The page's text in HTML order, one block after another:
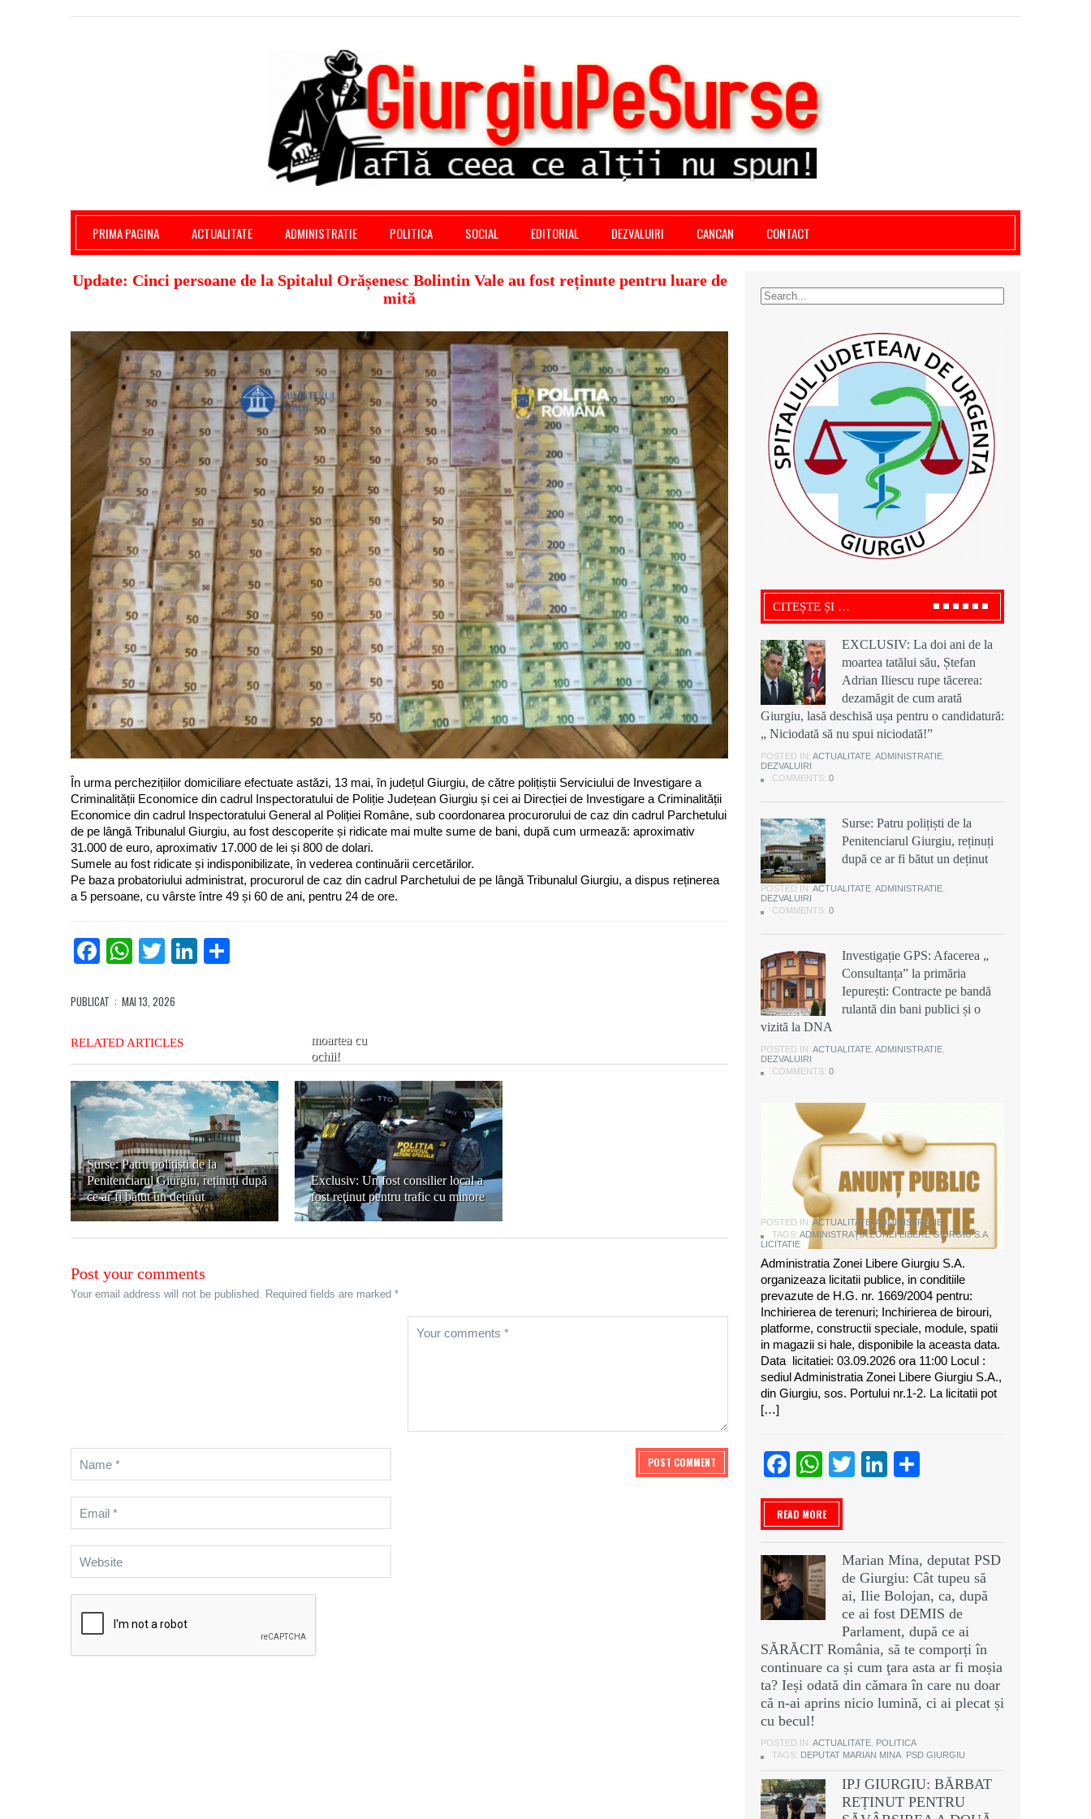
Giurgiu Pe Surse – actualitate giurgiu, administratie giurgiu, stiri politice, social economic, editoriale giurgiu, dezvaluiri, soc, cancan, stiri locale
PRIMA PAGINA
ACTUALITATE ADMINISTRATIE POLITICA SOCIAL EDITORIAL DEZVALUIRI CANCAN CONTACT
Update: Cinci persoane de la Spitalul Orășenesc Bolintin Vale au fost reținute pentru luare de
mită
În urma perchezițiilor domiciliare efectuate astăzi, 13 mai, în județul Giurgiu, de către polițiștii Serviciului de Investigare a
Criminalității Economice din cadrul Inspectoratului de Poliție Județean Giurgiu și cei ai Direcției de Investigare a Criminalității
Economice din cadrul Inspectoratului General al Poliției Române, sub coordonarea procurorului de caz din cadrul Parchetului
de pe lângă Tribunalul Giurgiu, au fost descoperite și ridicate mai multe sume de bani, după cum urmează: aproximativ
31.000 de euro, aproximativ 17.000 de lei și 800 de dolari.
Sumele au fost ridicate și indisponibilizate, în vederea continuării cercetărilor.
Pe baza probatoriului administrat, procurorul de caz din cadrul Parchetului de pe lângă Tribunalul Giurgiu, a dispus reținerea
a 5 persoane, cu vârste între 49 și 60 de ani, pentru 24 de ore.
Facebook
WhatsApp
TwitterLinkedIn
PUBLICAT : MAI 13, 2026
RELATED ARTICLES
Surse: Patru polițiști de la
Penitenciarul Giurgiu, reținuți după
ce ar fi bătut un deținut
Exclusiv:
moartea cu
ochii!
Exclusiv: Un fost consilier local a
fost reţinut pentru trafic cu minore
Post your comments
Your email address will not be published. Required fields are marked *
CITEȘTE ȘI …
EXCLUSIV: La doi ani de la
moartea tatălui său, Ștefan
Adrian Iliescu rupe tăcerea:
dezamăgit de cum arată
Giurgiu, lasă deschisă ușa pentru o candidatură:
„ Niciodată să nu spui niciodată!”
POSTED IN: ACTUALITATE ADMINISTRATIE
DEZVALUIRI
COMMENTS: 0
Surse: Patru polițiști de la
Penitenciarul Giurgiu, reținuți
după ce ar fi bătut un deținut
POSTED IN: ACTUALITATE ADMINISTRATIE
DEZVALUIRI
COMMENTS: 0
Investigație GPS: Afacerea „
Consultanța” la primăria
Iepurești: Contracte pe bandă
rulantă din bani publici și o
vizită la DNA
POSTED IN: ACTUALITATE ADMINISTRATIE
DEZVALUIRI
COMMENTS: 0
ANUNT DE LICITATIE
POSTED IN:ACTUALITATE ADMINISTRATIE
TAGS: ADMINISTRAȚIA ZONEI LIBERE GIURGIU S.A,
LICITATIE
Administratia Zonei Libere Giurgiu S.A.
organizeaza licitatii publice, in conditiile
prevazute de H.G. nr. 1669/2004 pentru:
Inchirierea de terenuri; Inchirierea de birouri,
platforme, constructii speciale, module, spatii
in magazii si hale, disponibile la aceasta data.
Data licitatiei: 03.09.2026 ora 11:00 Locul :
sediul Administratia Zonei Libere Giurgiu S.A.,
din Giurgiu, sos. Portului nr.1-2. La licitatii pot
[…]
Facebook
WhatsApp
TwitterLinkedIn
READ MORE
Marian Mina, deputat PSD
de Giurgiu: Cât tupeu să
ai, Ilie Bolojan, ca, după
ce ai fost DEMIS de
Parlament, după ce ai
SĂRĂCIT România, să te comporți în
continuare ca și cum ţara asta ar fi moșia
ta? Ieși odată din cămara în care nu doar
că n-ai aprins nicio lumină, ci ai plecat și
cu becul!
POSTED IN: ACTUALITATE POLITICA
TAGS: DEPUTAT MARIAN MINA PSD GIURGIU
IPJ GIURGIU: BĂRBAT
REȚINUT PENTRU